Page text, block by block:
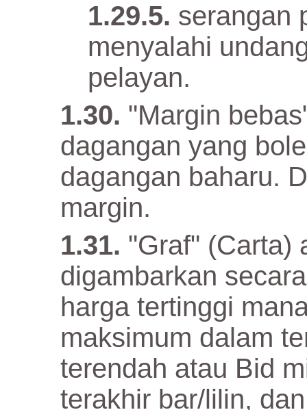
serangan
menyalahi
pelayan.
"Margin
dagangan yang
dagangan baharu.
margin.
"Graf" (Carta)
digambarkan
harga tertinggi
maksimum dalam
terendah atau Bid
terakhir bar/lilin,